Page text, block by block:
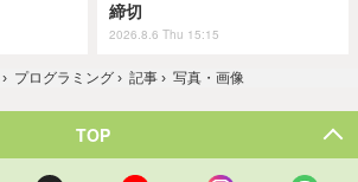
締切
2026.8.6 Thu 15:15
› プログラミング › 記事 › 写真・画像
TOP